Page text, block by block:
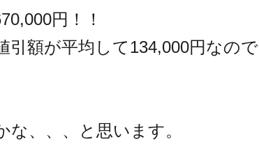
円！！
引額が平均して134,000円なので
な、、、と思います。